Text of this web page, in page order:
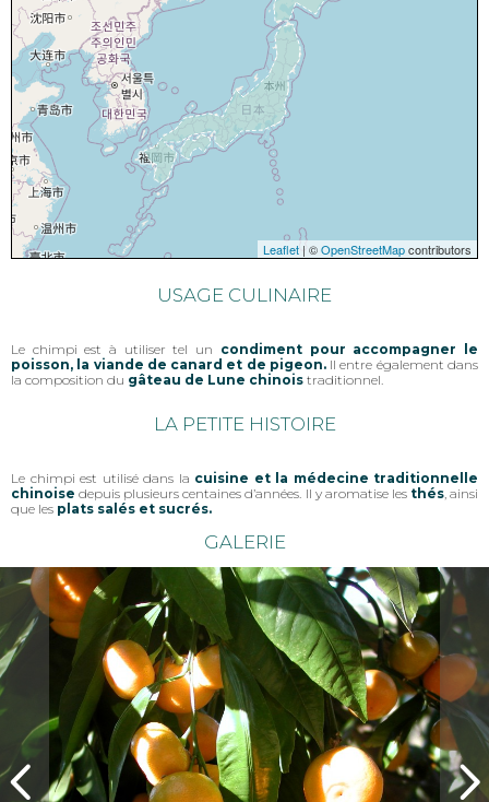
Leaflet | ©OpenStreetMapcontributors
USAGE CULINAIRE
Le chimpi est à utiliser tel un condiment pour accompagner le
poisson, la viande de canard et de pigeon.Il entre également dans
la composition du gâteau de Lune chinois traditionnel.
LA PETITE HISTOIRE
Le chimpi est utilisé dans la cuisine et la médecine traditionnelle
chinoise depuis plusieurs centaines d’années. Il y aromatise les thés, ainsi
que les plats salés et sucrés.
GALERIE